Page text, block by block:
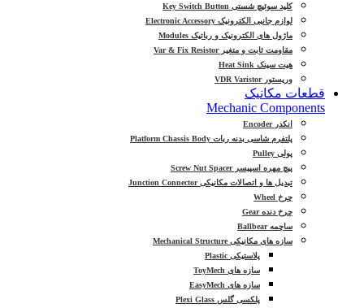
کلید سوئیچ شستی Key Switch Button
لوازم جانبی الکترونیک Electronic Accessory
ماژول های الکترونیک و رباتیک Modules
مقاومت ثابت و متغیر Var & Fix Resistor
هیت سینک Heat Sink
وریستور VDR Varistor
قطعات مکانیک
Mechanic Components
انکدر Encoder
پلتفرم شاسی بدنه ربات Platform Chassis Body
پولی Pulley
پیچ مهره اسپیسر Screw Nut Spacer
تبدیل ها و اتصالات مکانیکی Junction Connector
چرخ Wheel
چرخ دنده Gear
ساچمه Ballbear
سازه های مکانیکی Mechanical Structure
پلاستیکی Plastic
سازه های ToyMech
سازه های EasyMech
پلکسی گلس Plexi Glass